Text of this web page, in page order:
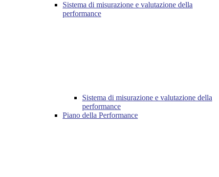
Sistema di misurazione e valutazione della
performance
Sistema di misurazione e valutazione della
performance
Piano della Performance